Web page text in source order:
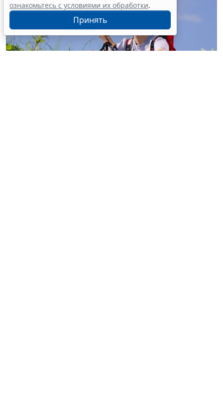
ознакомьтесь с условиями их обработки.
Принять